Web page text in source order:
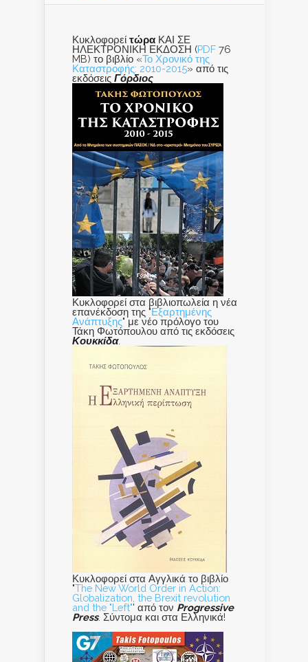
Κυκλοφορεί τώρα ΚΑΙ ΣΕ
ΗΛΕΚΤΡΟΝΙΚΗ ΕΚΔΟΣΗ (PDF 76
MB) το βιβλίο «Το Χρονικό της
Καταστροφής: 2010-2015» από τις
εκδόσεις Γόρδιος
Κυκλοφορεί στα βιβλιοπωλεία η νέα
επανέκδοση της "Εξαρτημένης
Ανάπτυξης" με νέο πρόλογο του
Τάκη Φωτόπουλου από τις εκδόσεις
Κουκκίδα.
Κυκλοφορεί στα Αγγλικά το βιβλίο
"The New World Order in Action:
Globalization, the Brexit revolution
and the "Left"' από τον Progressive
Press. Σύντομα και στα Ελληνικά!